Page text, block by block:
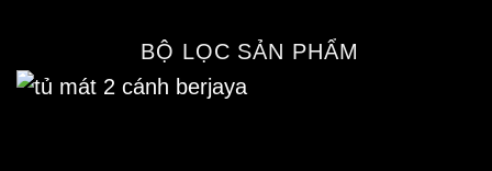
BỘ LỌC SẢN PHẨM